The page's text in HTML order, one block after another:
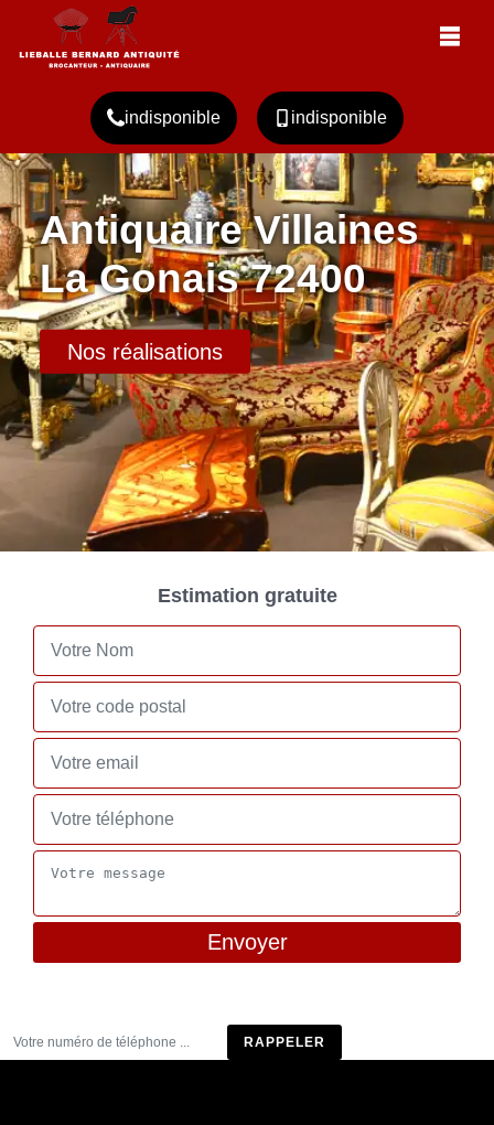
indisponible indisponible
Antiquaire Villaines
La Gonais 72400
Nos réalisations
Estimation gratuite